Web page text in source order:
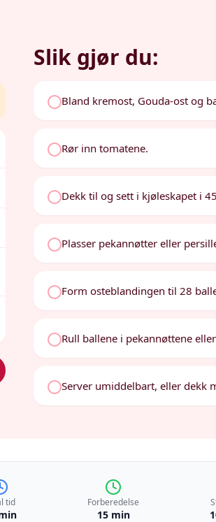
Slik gjør du:
Bland kremost, Gouda-ost og
Rør inn tomatene.
Dekk til og sett i kjøleskapet i
Plasser pekannøtter eller
Form osteblandingen til 28
Rull ballene i pekannøttene
Server umiddelbart, eller dekk
tid Forberedelse
15 min